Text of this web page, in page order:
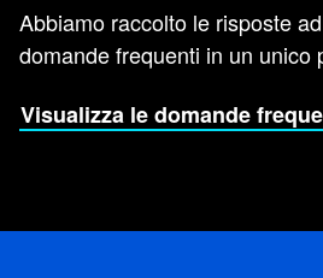
Abbiamo raccolto le risposte
domande frequenti in un unico
Visualizza le domande